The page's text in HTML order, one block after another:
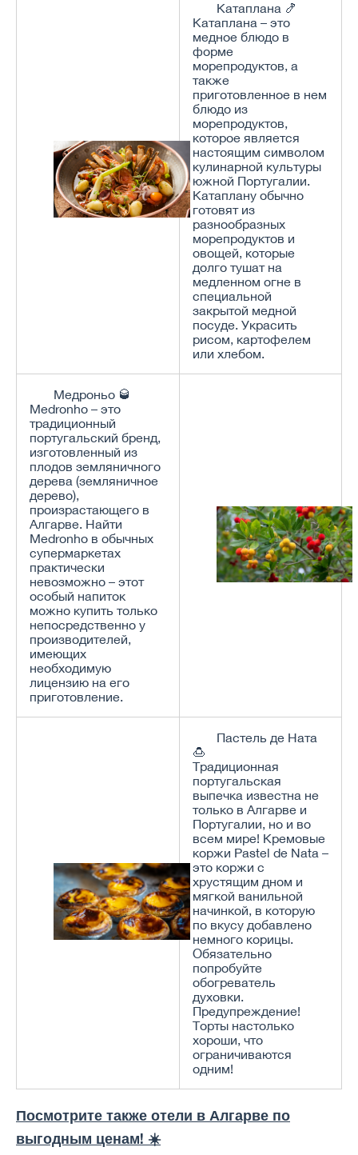
Катаплана 🍤
Катаплана – это
медное блюдо в
форме
морепродуктов, а
также
приготовленное в нем
блюдо из
морепродуктов,
которое является
настоящим символом
кулинарной культуры
южной Португалии.
Катаплану обычно
готовят из
разнообразных
морепродуктов и
овощей, которые
долго тушат на
медленном огне в
специальной
закрытой медной
посуде. Украсить
рисом, картофелем
или хлебом.
Медроньо 🥃
Medronho – это
традиционный
португальский бренд,
изготовленный из
плодов земляничного
дерева (земляничное
дерево),
произрастающего в
Алгарве. Найти
Medronho в обычных
супермаркетах
практически
невозможно – этот
особый напиток
можно купить только
непосредственно у
производителей,
имеющих
необходимую
лицензию на его
приготовление.
Пастель де Ната
🍮
Традиционная
португальская
выпечка известна не
только в Алгарве и
Португалии, но и во
всем мире! Кремовые
коржи Pastel de Nata –
это коржи с
хрустящим дном и
мягкой ванильной
начинкой, в которую
по вкусу добавлено
немного корицы.
Обязательно
попробуйте
обогреватель
духовки.
Предупреждение!
Торты настолько
хороши, что
ограничиваются
одним!
Посмотрите также отели в Алгарве по
выгодным ценам! ☀️